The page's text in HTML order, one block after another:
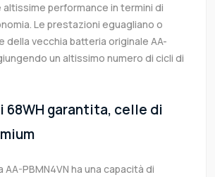
performance in termini di
Le prestazioni eguagliano o
della vecchia batteria originale AA-
un altissimo numero di cicli di
68WH garantita, celle di
PBMN4VN ha una capacità di